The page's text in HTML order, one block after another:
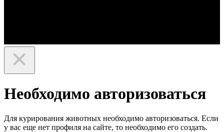
Необходимо авторизоваться
Для курирования животных необходимо авторизоваться. Если
у вас еще нет профиля на сайте, то необходимо его создать.